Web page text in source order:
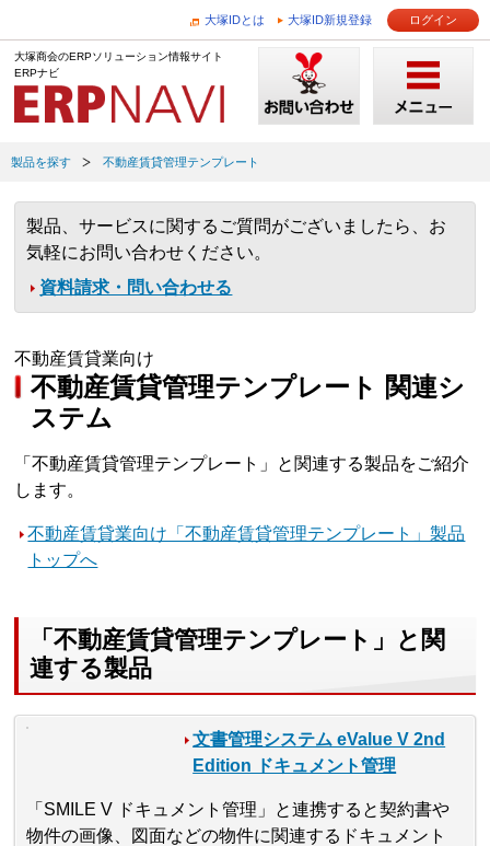
大塚IDとは 大塚ID新規登録 ログイン
大塚商会のERPソリューション情報サイト
ERPナビ
製品を探す 不動産賃貸管理テンプレート
製品、サービスに関するご質問がございましたら、お
気軽にお問い合わせください。
資料請求・問い合わせる
不動産賃貸業向け
不動産賃貸管理テンプレート 関連シ
ステム
「不動産賃貸管理テンプレート」と関連する製品をご紹介
します。
不動産賃貸業向け「不動産賃貸管理テンプレート」製品
トップへ
「不動産賃貸管理テンプレート」と関
連する製品
文書管理システム eValue V 2nd
Edition ドキュメント管理
「SMILE V ドキュメント管理」と連携すると契約書や
物件の画像、図面などの物件に関連するドキュメント